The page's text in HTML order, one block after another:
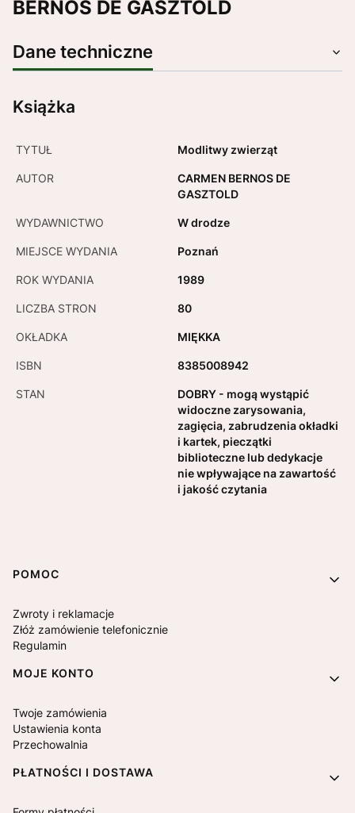
BERNOS DE GASZTOLD
Dane techniczne
Książka
TYTUŁ Modlitwy zwierząt
AUTOR
CARMEN BERNOS DE
GASZTOLD
WYDAWNICTWO W drodze
MIEJSCE WYDANIA Poznań
ROK WYDANIA 1989
LICZBA STRON 80
OKŁADKA MIĘKKA
ISBN 8385008942
STAN
DOBRY - mogą wystąpić
widoczne zarysowania,
zagięcia, zabrudzenia okładki
i kartek, pieczątki
biblioteczne lub dedykacje
nie wpływające na zawartość
i jakość czytania
Linki w stopce
POMOC
Zwroty i reklamacje
Złóż zamówienie telefonicznie
Regulamin
MOJE KONTO
Twoje zamówienia
Ustawienia konta
Przechowalnia
PŁATNOŚCI I DOSTAWA